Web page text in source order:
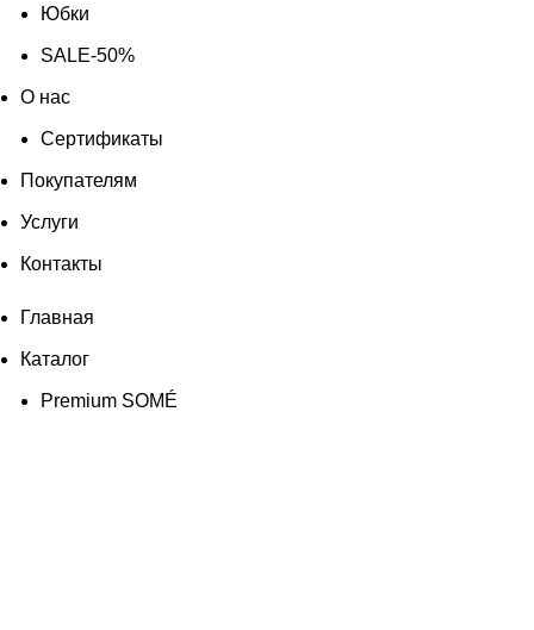
Юбки
SALE-50%
О нас
Сертификаты
Покупателям
Услуги
Контакты
Главная
Каталог
Premium SOMÉ